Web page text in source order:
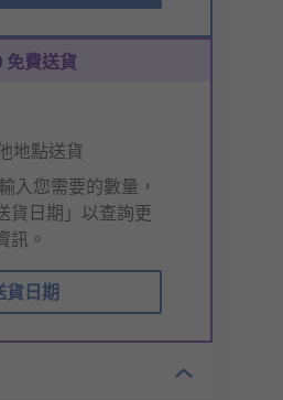
免費送貨
地點送貨
您需要的數量，
貨日期」以查詢更
訊。
貨日期